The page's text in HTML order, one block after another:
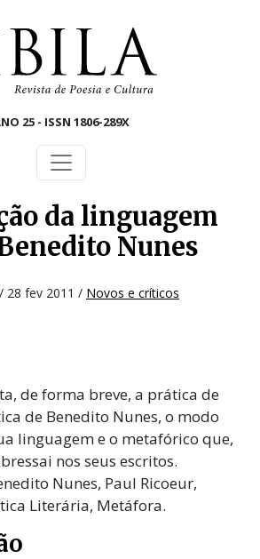
25 - ISSN 1806-289X
da linguagem
Nunes
/ 28 fev 2011 / Novos e críticos
de forma breve, a prática de
de Benedito Nunes, o modo
linguagem e o metafórico que,
nos seus escritos.
Nunes, Paul Ricoeur,
Literária, Metáfora.